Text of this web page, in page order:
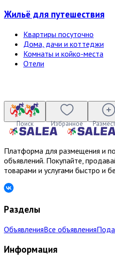
Жильё для путешествия
Квартиры посуточно
Дома, дачи и коттеджи
Комнаты и койко-места
Отели
Поиск Избранное
Платформа для размещения и
объявлений. Покупайте,
товарами и услугами быстро и
Разделы
ОбъявленияВсе объявления
Информация